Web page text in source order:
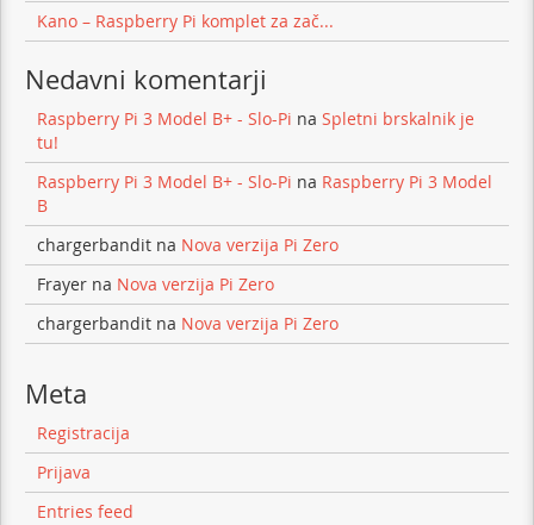
Kano – Raspberry Pi komplet za zač...
Nedavni komentarji
Raspberry Pi 3 Model B+ - Slo-Pi na Spletni brskalnik je
tu!
Raspberry Pi 3 Model B+ - Slo-Pi na Raspberry Pi 3 Model
B
chargerbandit na Nova verzija Pi Zero
Frayer na Nova verzija Pi Zero
chargerbandit na Nova verzija Pi Zero
Meta
Registracija
Prijava
Entries feed